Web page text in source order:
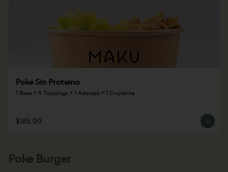
Poke Sin Proteina
1 Base + 5 Toppings + 1 Aderezo + 1 Crujiente
$185.00
Poke Burger